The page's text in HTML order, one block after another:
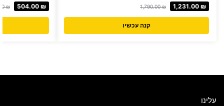
1,790.00₪ 1,231.00 ₪
קנה עכשיו
₪ 504.00 ₪
עלינו